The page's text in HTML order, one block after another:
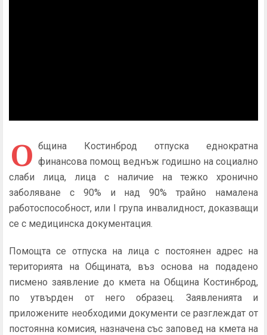
О бщина Костинброд отпуска еднократна
финансова помощ веднъж годишно на социално
слаби лица, лица с наличие на тежко хронично
заболяване с 90% и над 90% трайно намалена
работоспособност, или I група инвалидност, доказващи
се с медицинска документация.
Помощта се отпуска на лица с постоянен адрес на
територията на Общината, въз основа на подадено
писмено заявление до кмета на Община Костинброд,
по утвърден от него образец. Заявленията и
приложените необходими документи се разглеждат от
постоянна комисия, назначена със заповед на кмета на